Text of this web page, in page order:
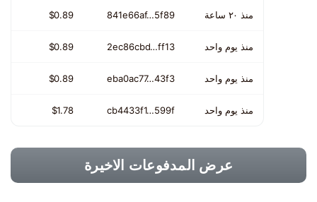
منذ ٢٠ ساعة 841e66af…5f89
$0.89
منذ يوم واحد 2ec86cbd…ff13
$0.89
منذ يوم واحد eba0ac77…43f3
$0.89
منذ يوم واحد cb4433f1…599f
$1.78
عرض المدفوعات الاخيرة